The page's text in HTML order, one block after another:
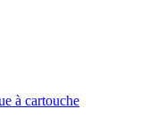
à cartouche